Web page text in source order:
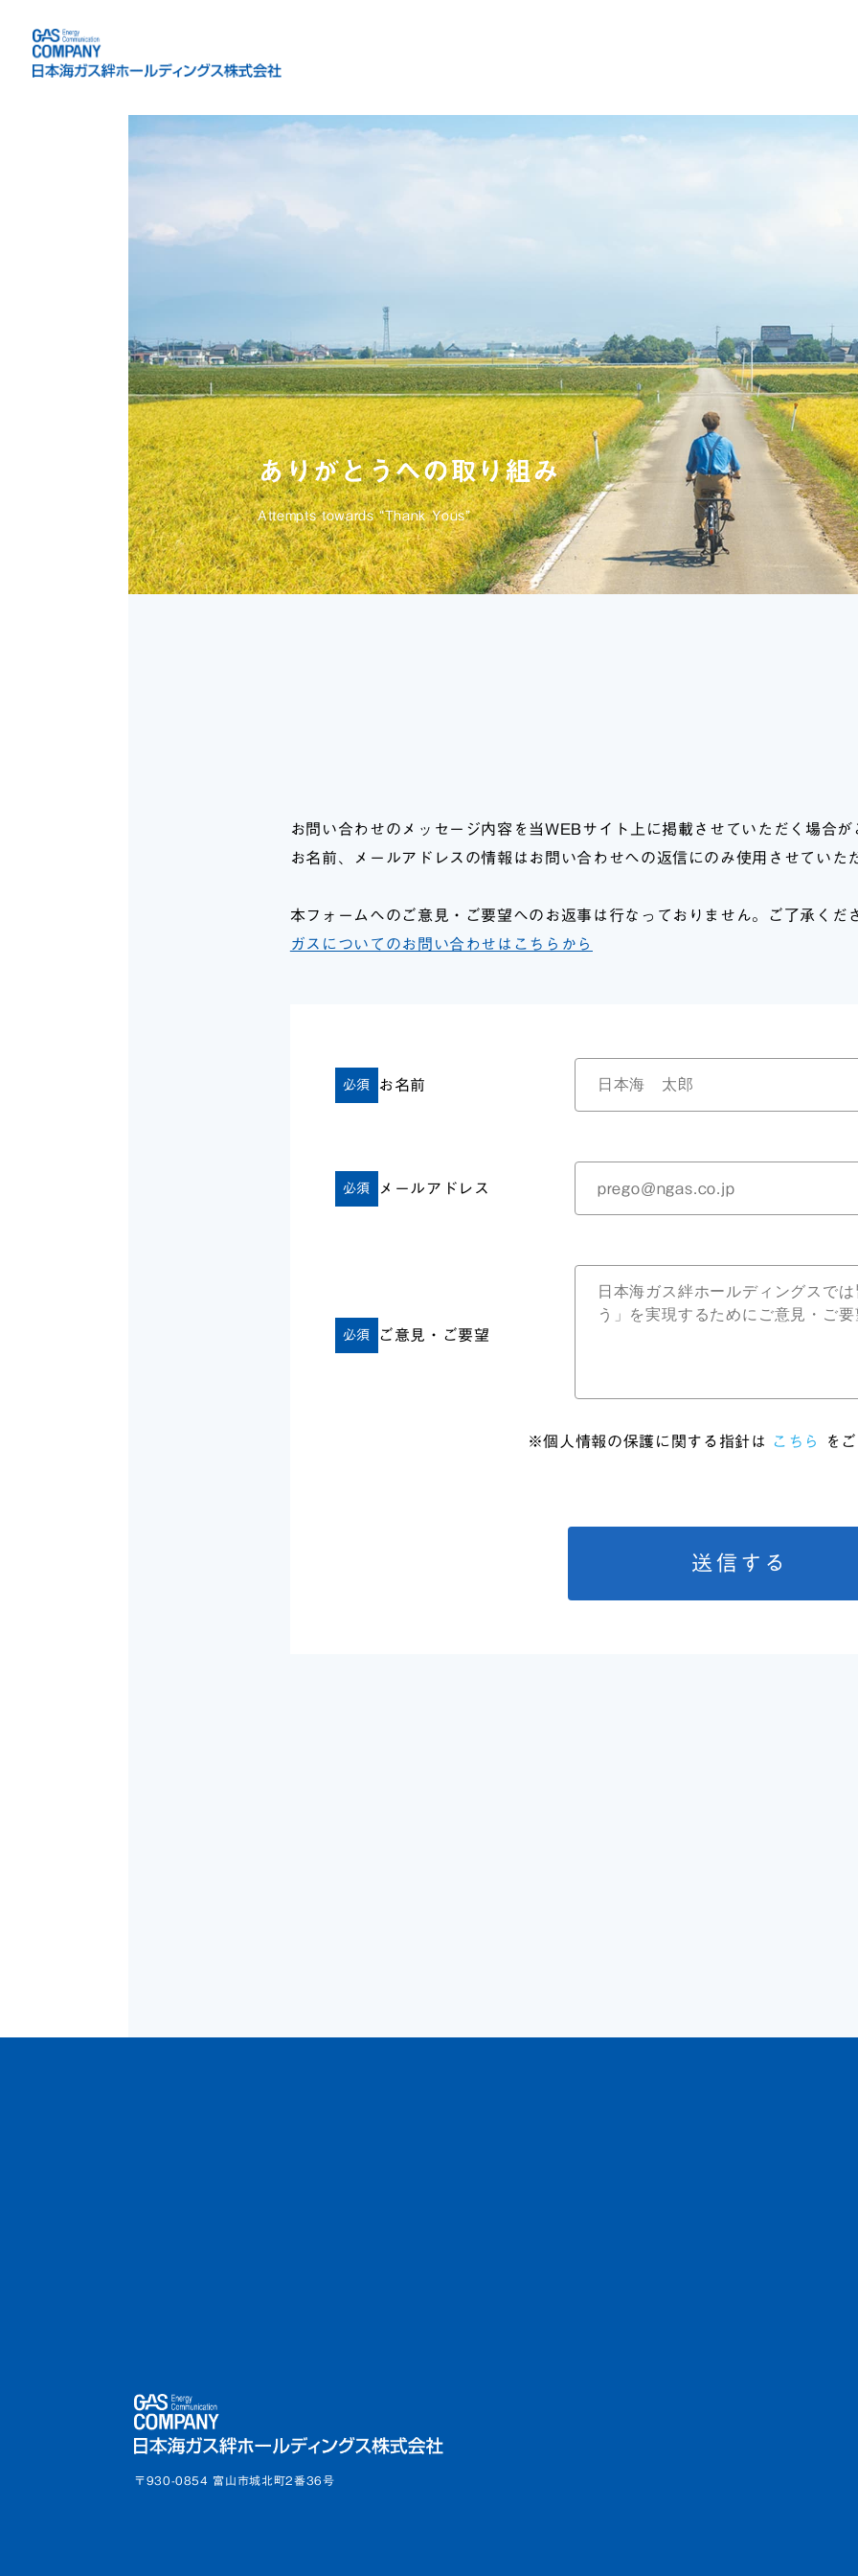
ありがとうへの取り組み
Attempts towards “Thank Yous”
お問い合わせのメッセージ内容を当WEBサイト上に掲載させていただく場合が
お名前、メールアドレスの情報はお問い合わせへの返信にのみ使用させていた
本フォームへのご意見・ご要望へのお返事は行なっておりません。ご了承くだ
ガスについてのお問い合わせはこちらから
必須 お名前
必須 メールアドレス
必須 ご意見・ご要望
※個人情報の保護に関する指針は こちら を
〒930-0854 富山市城北町2番36号